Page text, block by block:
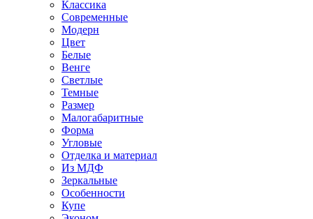
Классика
Современные
Модерн
Цвет
Белые
Венге
Светлые
Темные
Размер
Малогабаритные
Форма
Угловые
Отделка и материал
Из МДФ
Зеркальные
Особенности
Купе